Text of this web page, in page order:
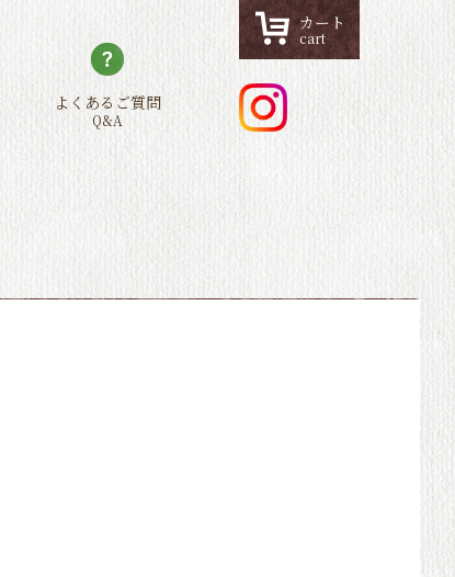
よくあるご質問
Q&A
カート
cart